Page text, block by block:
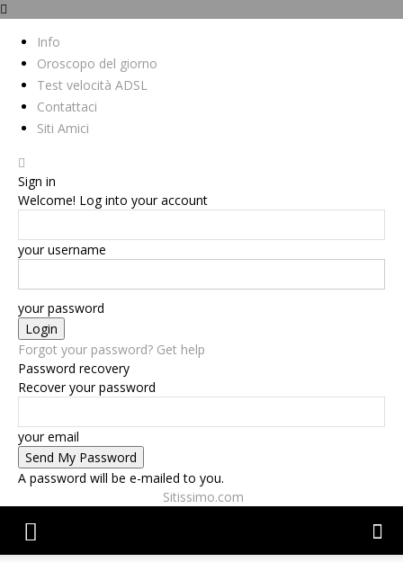
Info
Oroscopo del giorno
Test velocità ADSL
Contattaci
Siti Amici
Sign in
Welcome! Log into your account
your username
your password
Forgot your password? Get help
Password recovery
Recover your password
your email
A password will be e-mailed to you.
Sitissimo.com